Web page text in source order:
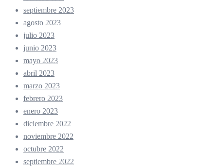
septiembre 2023
agosto 2023
julio 2023
junio 2023
mayo 2023
abril 2023
marzo 2023
febrero 2023
enero 2023
diciembre 2022
noviembre 2022
octubre 2022
septiembre 2022